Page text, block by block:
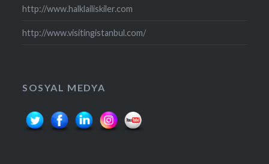
http://www.halklailiskiler.com
http://www.visitingistanbul.com/
SOSYAL MEDYA